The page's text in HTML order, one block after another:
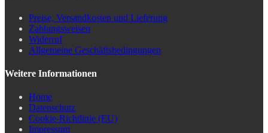
Preise, Versandkosten und Lieferung
Zahlungsweisen
Widerruf
Allgemeine Geschäftsbedingungen
Weitere Informationen
Home
Datenschutz
Cookie-Richtlinie (EU)
Impressum